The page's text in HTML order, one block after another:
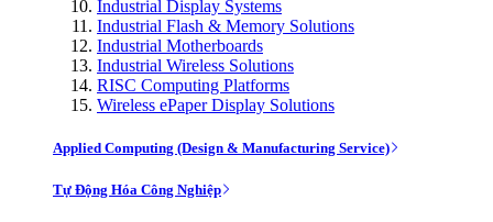
Industrial Display Systems
Industrial Flash & Memory Solutions
Industrial Motherboards
Industrial Wireless Solutions
RISC Computing Platforms
Wireless ePaper Display Solutions
Applied Computing (Design & Manufacturing Service)
Tự Động Hóa Công Nghiệp